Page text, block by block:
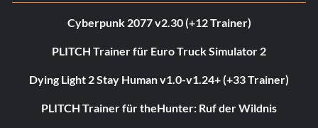
Cyberpunk 2077 v2.30 (+12 Trainer)
PLITCH Trainer für Euro Truck Simulator 2
Dying Light 2 Stay Human v1.0-v1.24+ (+33 Trainer)
PLITCH Trainer für theHunter: Ruf der Wildnis